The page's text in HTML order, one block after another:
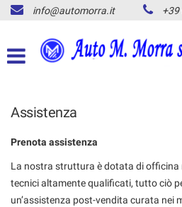
PARCO AUTO
SMART IN PROMO
ACQUISTIAMO LA TUA
SMART
info@automorra.it +39
Assistenza
Prenota assistenza
La nostra struttura è dotata di officina
tecnici altamente qualificati, tutto ciò
un’assistenza post-vendita curata nei
preferenze
di
Il
pannello
consente
di
esprimere